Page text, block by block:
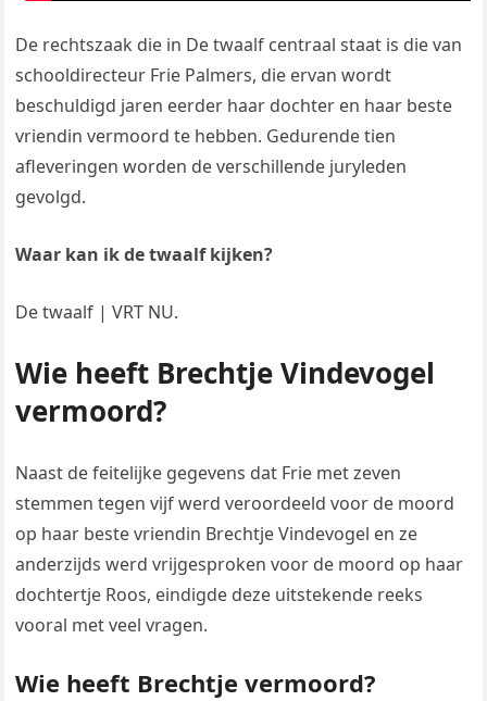
De rechtszaak die in De twaalf centraal staat is die van
schooldirecteur Frie Palmers, die ervan wordt
beschuldigd jaren eerder haar dochter en haar beste
vriendin vermoord te hebben. Gedurende tien
afleveringen worden de verschillende juryleden
gevolgd.
Waar kan ik de twaalf kijken?
De twaalf | VRT NU.
Wie heeft Brechtje Vindevogel
vermoord?
Naast de feitelijke gegevens dat Frie met zeven
stemmen tegen vijf werd veroordeeld voor de moord
op haar beste vriendin Brechtje Vindevogel en ze
anderzijds werd vrijgesproken voor de moord op haar
dochtertje Roos, eindigde deze uitstekende reeks
vooral met veel vragen.
Wie heeft Brechtje vermoord?